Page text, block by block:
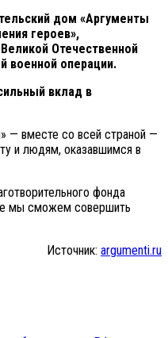
дом «Аргументы
героев»,
Отечественной
военной операции.
вклад в
— вместе со всей страной —
и людям, оказавшимся в
фонда
мы сможем совершить
Источник: argumenti.ru